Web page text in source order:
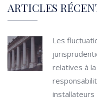
ARTICLES
Les
relatives à
installateurs